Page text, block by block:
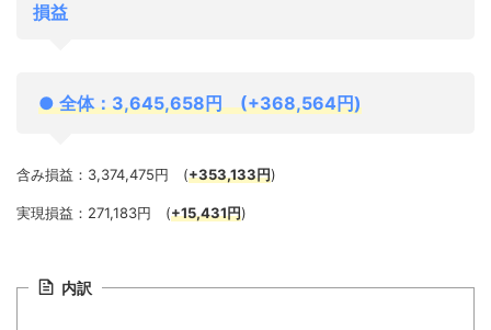
損益
●全体：3,645,658円 (+368,564円)
含み損益：3,374,475円 (+353,133円)
実現損益：271,183円 (+15,431円)
内訳